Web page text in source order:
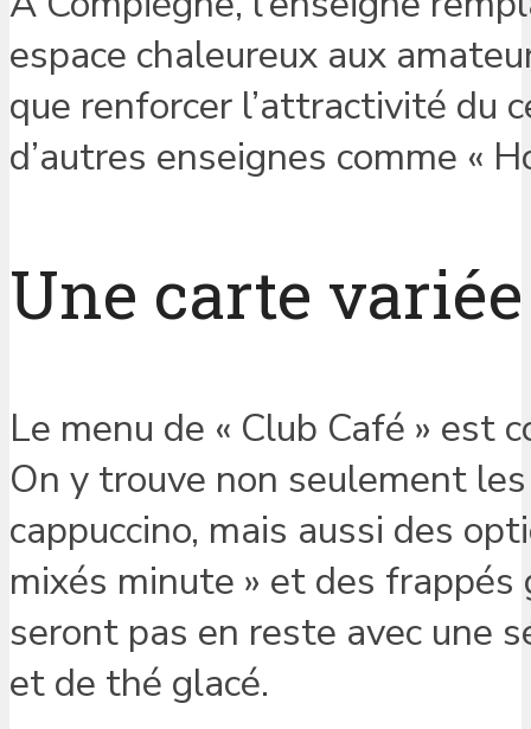
espace chaleureux aux
que renforcer l’attractivité du
d’autres enseignes comme «
Une carte
Le menu de « Club Café » est
On y trouve non seulement
cappuccino, mais aussi des
mixés minute » et des
seront pas en reste avec une
et de thé glacé.